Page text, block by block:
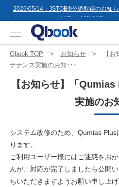
8月16日(日)まで
2026/05/14：JSTQB®公認取得のお知
トマネジメント（ALTM）試験対策...
2026/03/02：バルテス・ホールディン
に伴うサービス提供会社変更のお知らせ
2026/02/09：【重要】「テス友」シス
せ
「テストマネージャー」を公開
2026/01/06：【2026年度】テーマ別セ
お知らせ
2025/08/08：【重要】「テス友」シス
2025/02/25：【重要】ログインパスワ
2025/02/19：【重要】システム変更に
8月16日(日)まで
Qbook TOP お知らせ
【
テナンス実施のお知･･･
【お知らせ】「
実施のお
システム改修のため、Qumias
ります。
ご利用ユーザー様にはご迷惑をお
んが、対応が完了しましたら公開
ちいただきますようお願い申し上げ